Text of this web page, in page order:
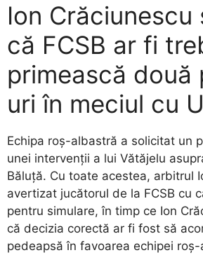
Ion Crăciunescu
că FCSB ar fi
primească două
uri în meciul cu
Echipa roș-albastră a solicitat un
unei intervenții a lui Vătăjelu
Băluță. Cu toate acestea, arbitrul
avertizat jucătorul de la FCSB cu
pentru simulare, în timp ce Ion
că decizia corectă ar fi fost să
pedeapsă în favoarea echipei